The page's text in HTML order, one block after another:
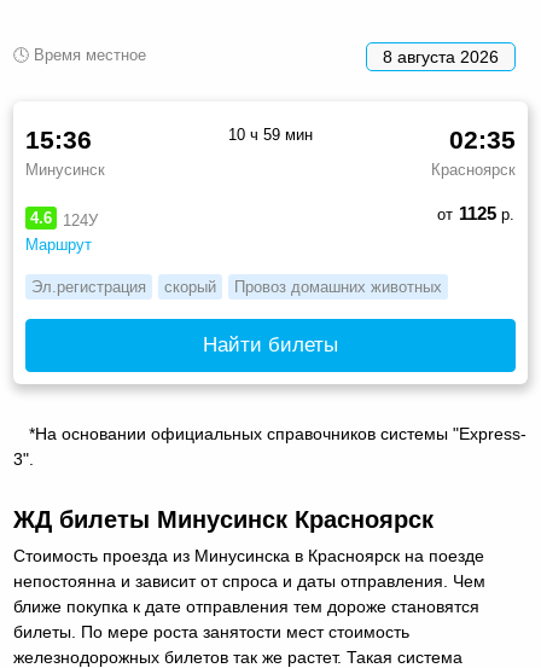
🕓 Время местное 8 августа 2026
4.6
124У
Маршрут
15:36
Минусинск
02:35
Красноярск
10 ч 59 мин
от 1125р.
Эл.регистрация скорый Провоз домашних животных
Найти билеты
*На основании официальных справочников системы "Express-
3".
ЖД билеты Минусинск Красноярск
Стоимость проезда из Минусинска в Красноярск на поезде
непостоянна и зависит от спроса и даты отправления. Чем
ближе покупка к дате отправления тем дороже становятся
билеты. По мере роста занятости мест стоимость
железнодорожных билетов так же растет. Такая система